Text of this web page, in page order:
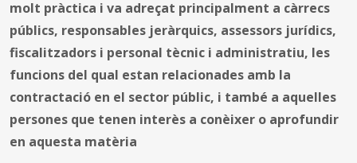
molt pràctica i va adreçat principalment a càrrecs
públics, responsables jeràrquics, assessors jurídics,
fiscalitzadors i personal tècnic i administratiu, les
funcions del qual estan relacionades amb la
contractació en el sector públic, i també a aquelles
persones que tenen interès a conèixer o aprofundir
en aquesta matèria